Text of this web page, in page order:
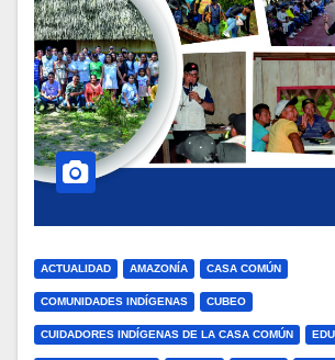
ACTUALIDAD AMAZONÍA CASA COMÚN
COMUNIDADES INDÍGENAS CUBEO
CUIDADORES INDÍGENAS DE LA CASA COMÚN